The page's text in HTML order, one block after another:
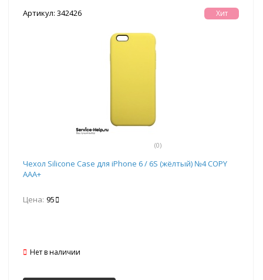
Артикул: 342426
(0)
Хит
Чехол Silicone Case для iPhone 6 / 6S (жёлтый) №4 COPY
AAA+
Цена: 95
Нет в наличии